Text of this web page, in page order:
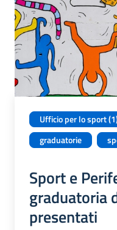
Ufficio per lo sport
graduatorie
Sport e
graduatoria
presentati